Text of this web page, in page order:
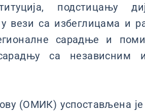
подстицању
вези са избеглицама и
сарадње и
са независним
(ОМИК) успостављена је